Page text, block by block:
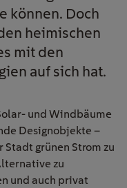
können. Doch
heimischen
mit den
auf sich hat.
und Windbäume
Designobjekte –
grünen Strom zu
zu
und auch privat